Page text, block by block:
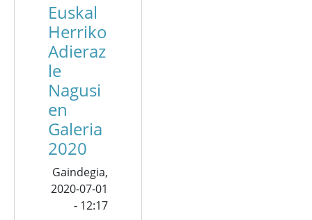
Euskal
Herriko
Adieraz
le
Nagusi
en
Galeria
2020
Gaindegia,
2020-07-01
- 12:17